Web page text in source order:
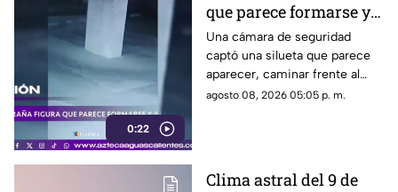
0:22
que parece formarse y
desaparecer frente a
una cámara
Una cámara de seguridad
captó una silueta que parece
aparecer, caminar frente al
lente y desaparecer. El video
agosto 08, 2026 05:05 p. m.
Clima astral del 9 de